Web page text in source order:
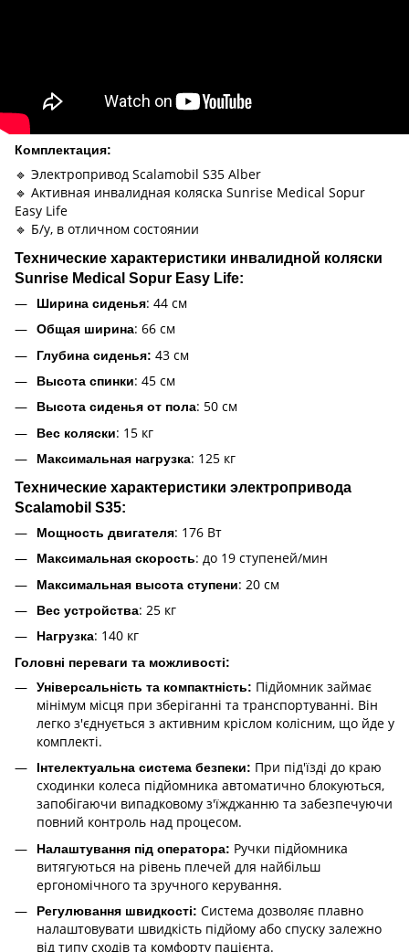
Комплектация:
🔹 Электропривод Scalamobil S35 Alber
🔹 Активная инвалидная коляска Sunrise Medical Sopur
Easy Life
🔹 Б/у, в отличном состоянии
Технические характеристики инвалидной коляски
Sunrise Medical Sopur Easy Life:
Ширина сиденья: 44 см
Общая ширина: 66 см
Глубина сиденья: 43 см
Высота спинки: 45 см
Высота сиденья от пола: 50 см
Вес коляски: 15 кг
Максимальная нагрузка: 125 кг
Технические характеристики электропривода
Scalamobil S35:
Мощность двигателя: 176 Вт
Максимальная скорость: до 19 ступеней/мин
Максимальная высота ступени: 20 см
Вес устройства: 25 кг
Нагрузка: 140 кг
Головні переваги та можливості:
Універсальність та компактність: Підйомник займає
мінімум місця при зберіганні та транспортуванні. Він
легко з'єднується з активним кріслом колісним, що йде у
комплекті.
Інтелектуальна система безпеки: При під'їзді до краю
сходинки колеса підйомника автоматично блокуються,
запобігаючи випадковому з'їжджанню та забезпечуючи
повний контроль над процесом.
Налаштування під оператора: Ручки підйомника
витягуються на рівень плечей для найбільш
ергономічного та зручного керування.
Регулювання швидкості: Система дозволяє плавно
налаштовувати швидкість підйому або спуску залежно
від типу сходів та комфорту пацієнта.